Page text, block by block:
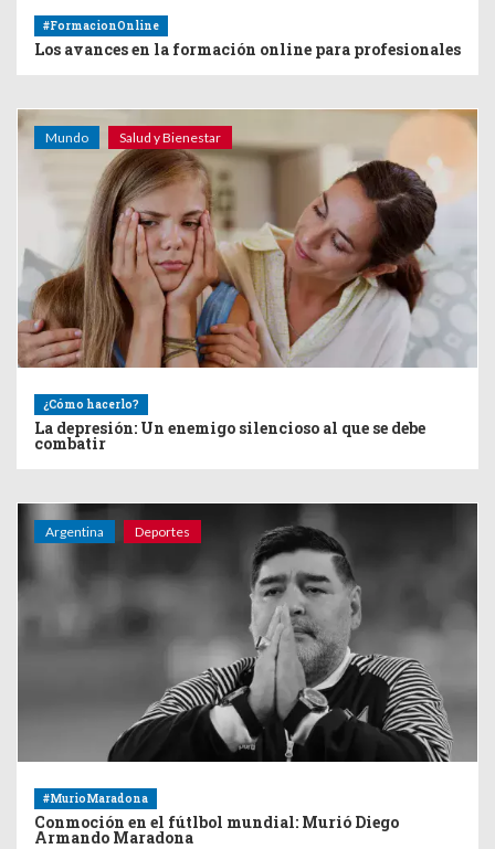
#FormacionOnline
Los avances en la formación online para profesionales
Mundo Salud y Bienestar
¿Cómo hacerlo?
La depresión: Un enemigo silencioso al que se debe
combatir
Argentina Deportes
#MurioMaradona
Conmoción en el fútlbol mundial: Murió Diego
Armando Maradona